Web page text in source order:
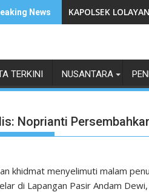
News
KARHUTLA SAAT MUSIM KEMARAU
KAPOLSEK LOLAYAN AKP
TERKINI NUSANTARA
Noprianti
khidmat menyelimuti malam
di Lapangan Pasir Andam